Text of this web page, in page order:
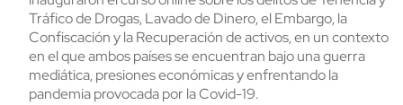
Tráfico de Drogas, Lavado de Dinero, el Embargo, la
Confiscación y la Recuperación de activos, en un contexto
en el que ambos países se encuentran bajo una guerra
mediática, presiones económicas y enfrentando la
pandemia provocada por la Covid-19.